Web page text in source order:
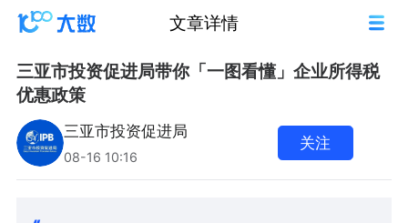
文章详情
三亚市投资促进局带你「一图看懂」企业所得税
优惠政策
三亚市投资促进局
08-16 10:16
关注